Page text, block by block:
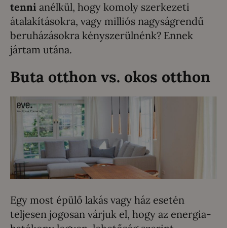
tenni anélkül, hogy komoly szerkezeti
átalakításokra, vagy milliós nagyságrendű
beruházásokra kényszerülnénk? Ennek
jártam utána.
Buta otthon vs. okos otthon
Egy most épülő lakás vagy ház esetén
teljesen jogosan várjuk el, hogy az energia-